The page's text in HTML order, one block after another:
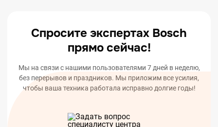
Спросите экспертах Bosch
прямо сейчас!
Мы на связи с нашими пользователями 7 дней в неделю,
без перерывов и праздников. Мы приложим все усилия,
чтобы ваша техника работала исправно долгие годы!